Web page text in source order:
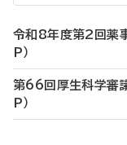
令和8年度第2回薬
P）
第66回厚生科学審
P）